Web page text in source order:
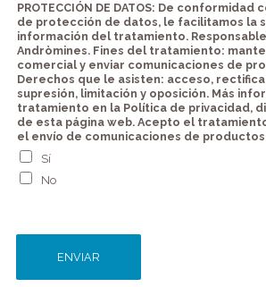
PROTECCIÓN DE DATOS: De conformidad
de protección de datos, le facilitamos la
información del tratamiento.
Andròmines. Fines del tratamiento:
comercial y enviar comunicaciones de
Derechos que le asisten: acceso,
supresión, limitación y oposición. Más
tratamiento en la Política de privacidad,
de esta página web. Acepto el
el envío de comunicaciones de
Sí
No
ENVIAR